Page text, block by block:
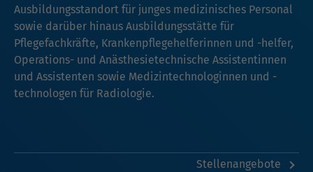
Ausbildungsstandort für junges medizinisches Personal
sowie darüber hinaus Ausbildungsstätte für
Pflegefachkräfte, Krankenpflegehelferinnen und -helfer,
Operations- und Anästhesietechnische Assistentinnen
und Assistenten sowie Medizintechnologinnen und -
technologen für Radiologie.
Stellenangebote